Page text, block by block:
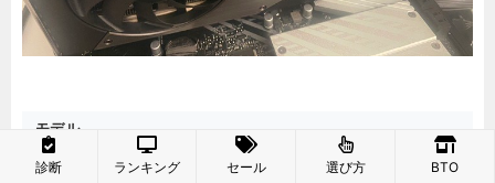
モデル
ベンチマーク検証機Intel LGA1851
診断 ランキング セール 選び方 BTO